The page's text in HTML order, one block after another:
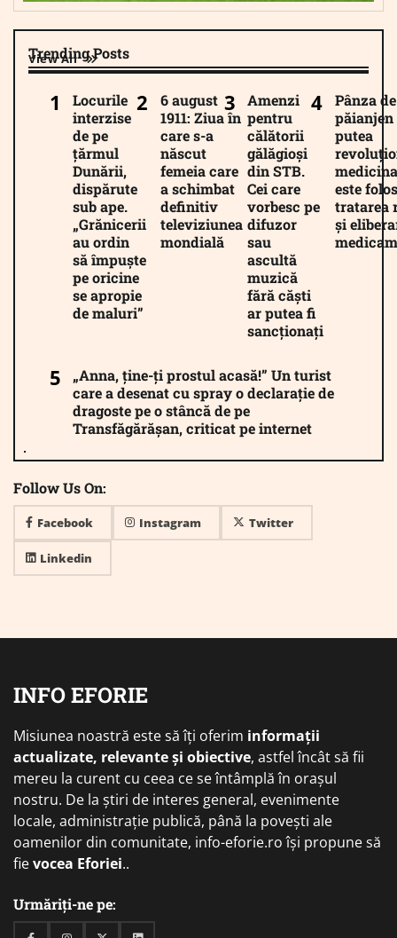
Trending Posts
View All
Locurile
interzise
de pe
țărmul
Dunării,
dispărute
sub ape.
„Grănicerii
au ordin
să împuște
pe oricine
se apropie
de maluri”
6 august
1911: Ziua în
care s-a
născut
femeia care
a schimbat
definitiv
televiziunea
mondială
Amenzi
pentru
călătorii
gălăgioși
din STB.
Cei care
vorbesc pe
difuzor
sau
ascultă
muzică
fără căști
ar putea fi
sancționați
Pânza de
păianjen
putea
este
tratarea
și
„Anna, ține-ți prostul acasă!” Un turist
care a desenat cu spray o declarație de
dragoste pe o stâncă de pe
Transfăgărășan, criticat pe internet
Follow Us On:
Facebook Instagram Twitter
Linkedin
INFO EFORIE
Misiunea noastră este să îți oferim informații
actualizate, relevante și obiective, astfel încât să fii
mereu la curent cu ceea ce se întâmplă în orașul
nostru. De la știri de interes general, evenimente
locale, administrație publică, până la povești ale
oamenilor din comunitate, info-eforie.ro își propune să
fievocea Eforiei..
Urmăriți-ne pe: